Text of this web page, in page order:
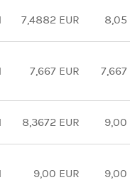
7,4882 EUR 8,05
7,667 EUR 7,667
8,3672 EUR 9,00
9,00 EUR 9,00